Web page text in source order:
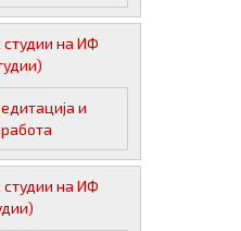
на ИФ
и
студии на ИФ